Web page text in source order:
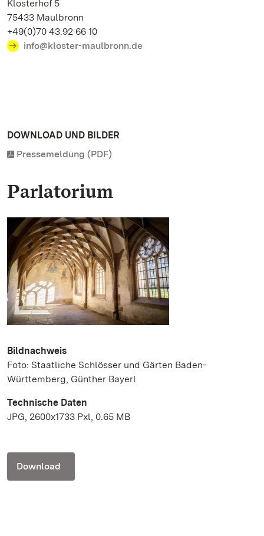
Klosterhof 5
75433 Maulbronn
+49(0)70 43.92 66 10
info@kloster-maulbronn.de
DOWNLOAD UND BILDER
Pressemeldung (PDF)
Parlatorium
Bildnachweis
Foto: Staatliche Schlösser und Gärten Baden-
Württemberg, Günther Bayerl
Technische Daten
JPG, 2600x1733 Pxl, 0.65 MB
Download